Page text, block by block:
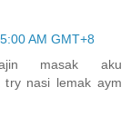
AM GMT+8
masak aku
try nasi lemak aym